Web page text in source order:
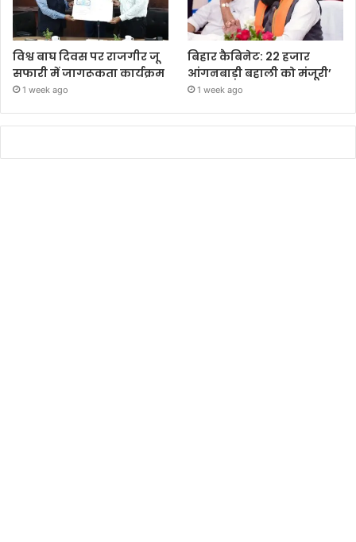
विश्व बाघ दिवस पर राजगीर जू
सफारी में जागरूकता कार्यक्रम
1 week ago
बिहार कैबिनेट: 22 हजार
आंगनबाड़ी बहाली को मंजूरी’
1 week ago